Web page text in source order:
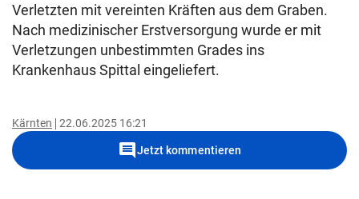
Verletzten mit vereinten Kräften aus dem Graben.
Nach medizinischer Erstversorgung wurde er mit
Verletzungen unbestimmten Grades ins
Krankenhaus Spittal eingeliefert.
Kärnten 22.06.2025 16:21
commentJetzt kommentieren